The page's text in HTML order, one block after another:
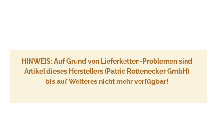
HINWEIS: Auf Grund von Lieferketten-Problemen sind
Artikel dieses Herstellers (Patric Rottenecker GmbH)
bis auf Weiteres nicht mehr verfügbar!